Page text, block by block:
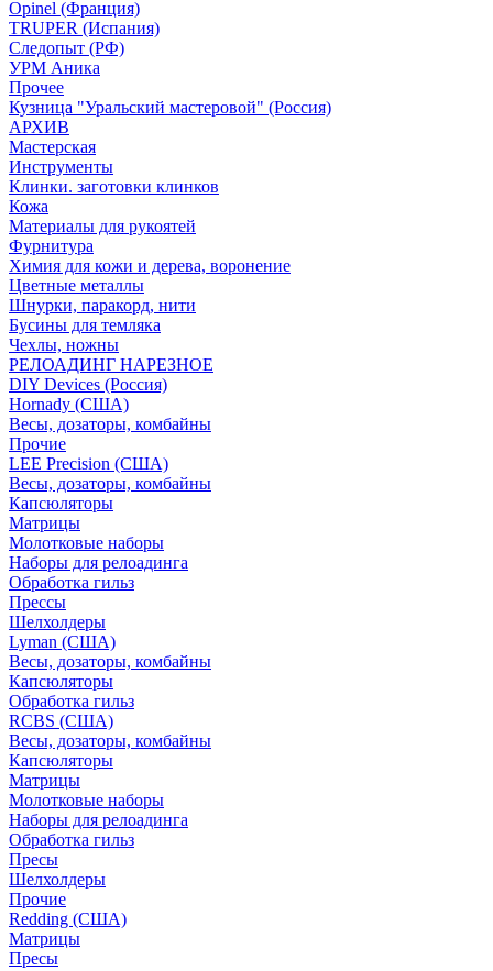
Opinel (Франция)
TRUPER (Испания)
Следопыт (РФ)
УРМ Аника
Прочее
Кузница "Уральский мастеровой" (Россия)
АРХИВ
Мастерская
Инструменты
Клинки. заготовки клинков
Кожа
Материалы для рукоятей
Фурнитура
Химия для кожи и дерева, воронение
Цветные металлы
Шнурки, паракорд, нити
Бусины для темляка
Чехлы, ножны
РЕЛОАДИНГ НАРЕЗНОЕ
DIY Devices (Россия)
Hornady (США)
Весы, дозаторы, комбайны
Прочие
LEE Precision (США)
Весы, дозаторы, комбайны
Капсюляторы
Матрицы
Молотковые наборы
Наборы для релоадинга
Обработка гильз
Преcсы
Шелхолдеры
Lyman (США)
Весы, дозаторы, комбайны
Капсюляторы
Обработка гильз
RCBS (США)
Весы, дозаторы, комбайны
Капсюляторы
Матрицы
Молотковые наборы
Наборы для релоадинга
Обработка гильз
Пресы
Шелхолдеры
Прочие
Redding (США)
Матрицы
Пресы